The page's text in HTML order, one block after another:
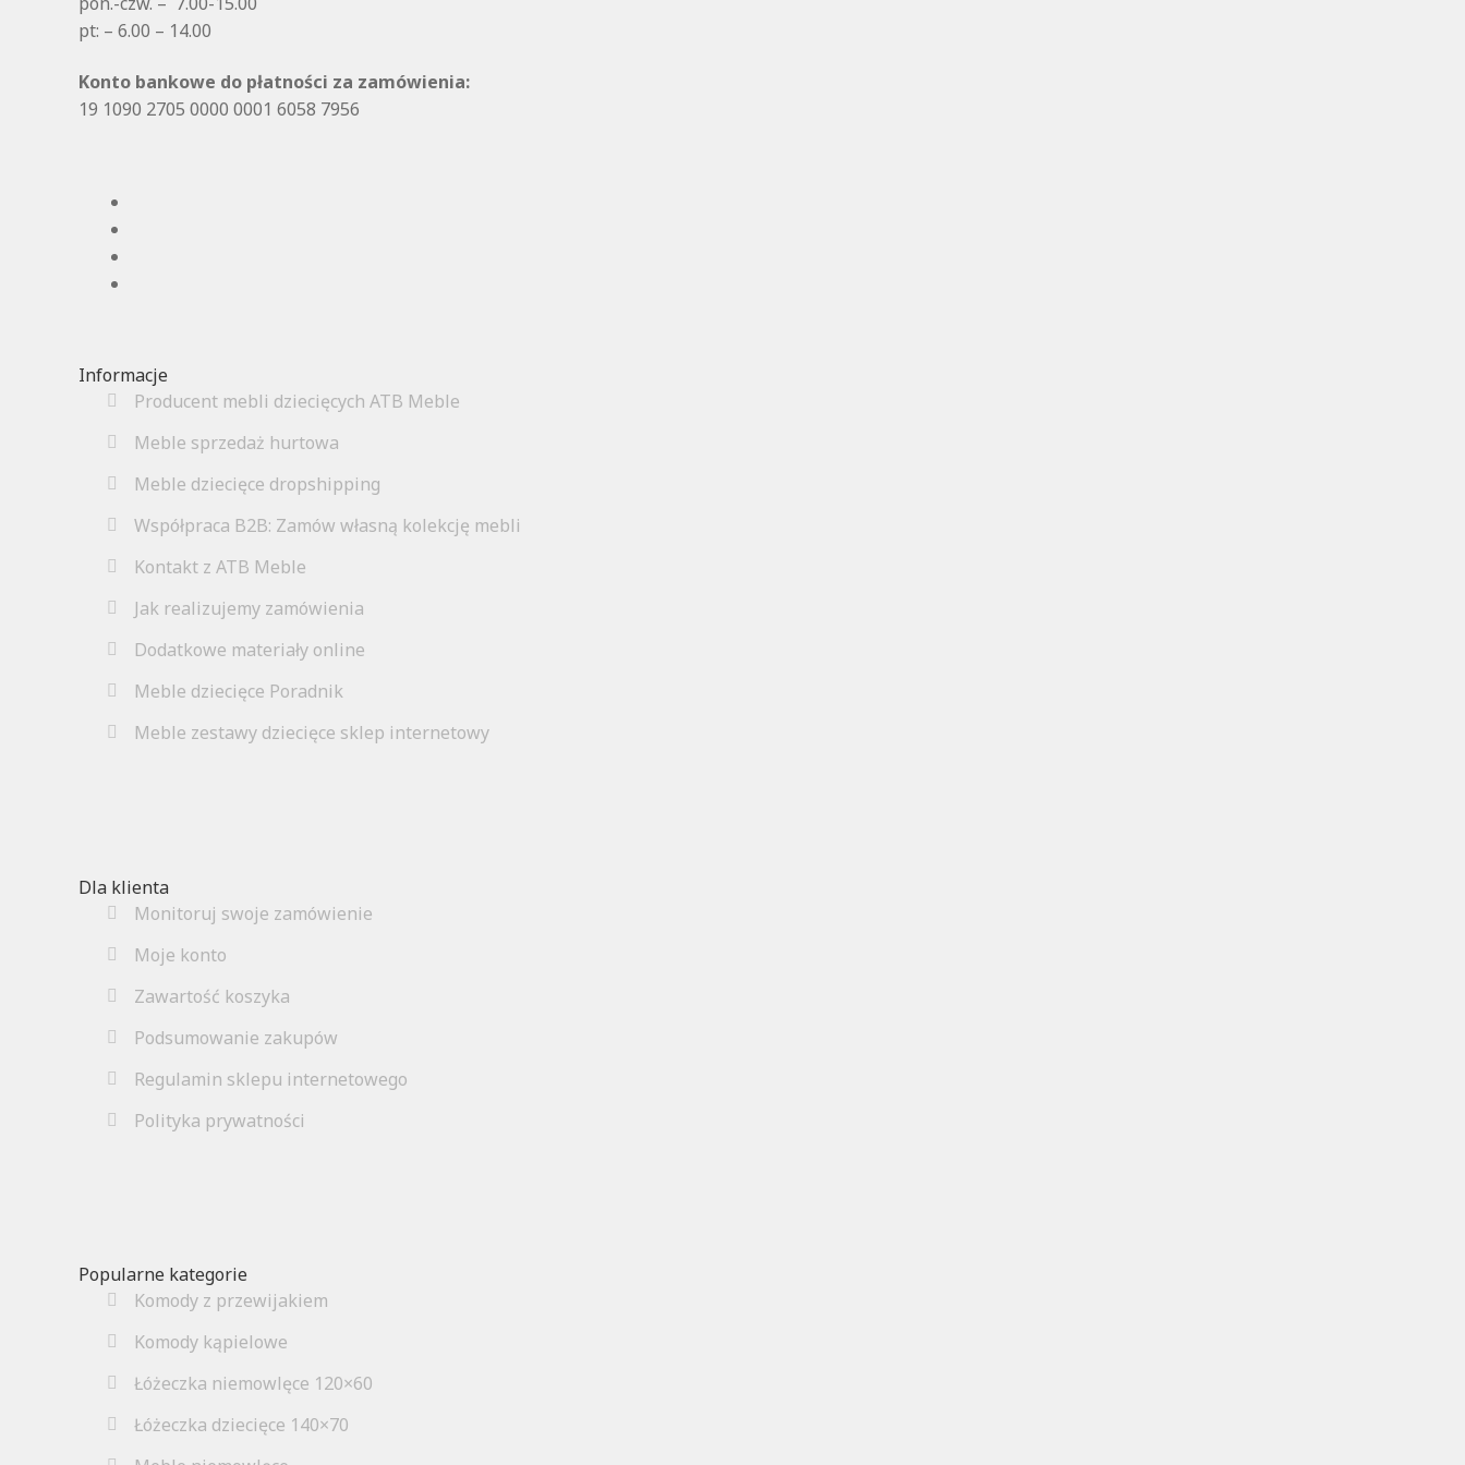
pt: – 6.00 – 14.00
Konto bankowe do płatności za zamówienia:
19 1090 2705 0000 0001 6058 7956
Informacje
Producent mebli dziecięcych ATB Meble
Meble sprzedaż hurtowa
Meble dziecięce dropshipping
Współpraca B2B: Zamów własną kolekcję mebli
Kontakt z ATB Meble
Jak realizujemy zamówienia
Dodatkowe materiały online
Meble dziecięce Poradnik
Meble zestawy dziecięce sklep internetowy
Dla klienta
Monitoruj swoje zamówienie
Moje konto
Zawartość koszyka
Podsumowanie zakupów
Regulamin sklepu internetowego
Polityka prywatności
Popularne kategorie
Komody z przewijakiem
Komody kąpielowe
Łóżeczka niemowlęce 120×60
Łóżeczka dziecięce 140×70